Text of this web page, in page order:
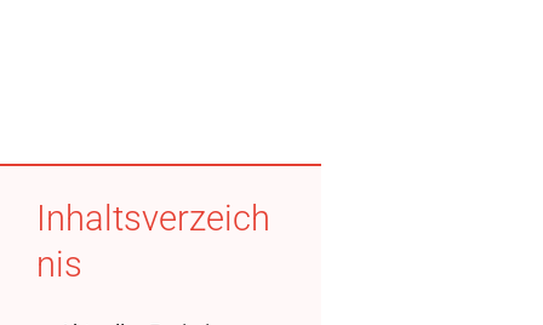
Inhaltsverzeich
nis